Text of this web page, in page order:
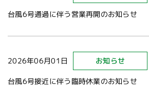
台風6号通過に伴う営業再開のお知らせ
2026年06月01日 お知らせ
台風6号接近に伴う臨時休業のお知らせ